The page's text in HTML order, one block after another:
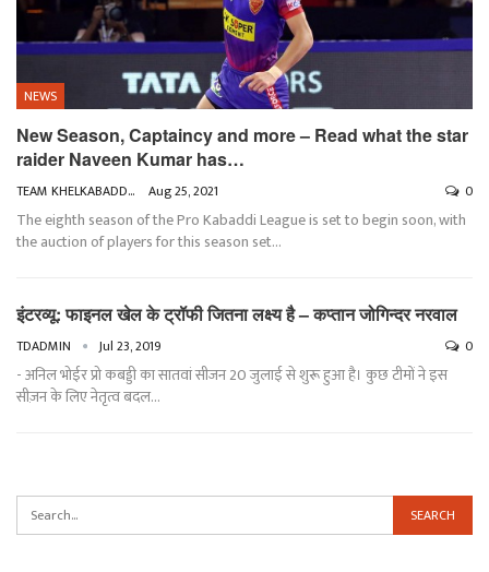
NEWS
New Season, Captaincy and more – Read what the star
raider Naveen Kumar has…
TEAM KHELKABADDI Aug 25, 2021 0
The eighth season of the Pro Kabaddi League is set to begin soon, with
the auction of players for this season set…
इंटरव्यू: फाइनल खेल के ट्रॉफी जितना लक्ष्य है – कप्तान जोगिन्दर नरवाल
TDADMIN Jul 23, 2019 0
- अनिल भोईर प्रो कबड्डी का सातवां सीजन 20 जुलाई से शुरू हुआ है। कुछ टीमों ने इस
सीज़न के लिए नेतृत्व बदल…